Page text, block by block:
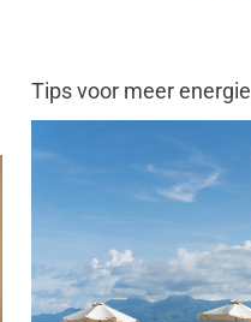
Tips voor meer